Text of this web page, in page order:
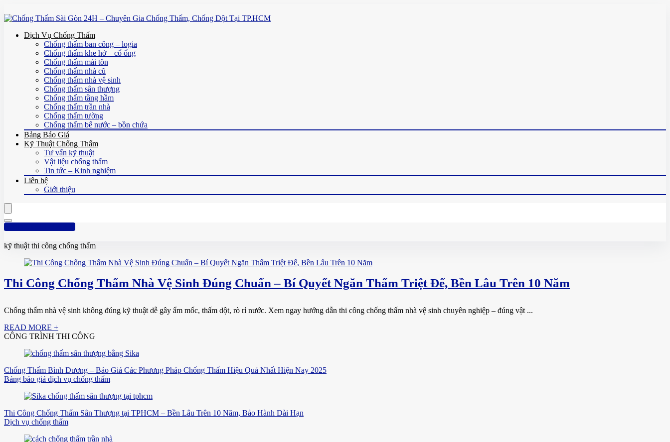
Dịch Vụ Chống Thấm
Chống thấm ban công – logia
Chống thấm khe hở – cổ ống
Chống thấm mái tôn
Chống thấm nhà cũ
Chống thấm nhà vệ sinh
Chống thấm sân thượng
Chống thấm tầng hầm
Chống thấm trần nhà
Chống thấm tường
Chống thấm bể nước – bồn chứa
Bảng Báo Giá
Kỹ Thuật Chống Thấm
Tư vấn kỹ thuật
Vật liệu chống thấm
Tin tức – Kinh nghiệm
Liên hệ
Giới thiệu
Hotline: 0961 894 472
kỹ thuật thi công chống thấm
Thi Công Chống Thấm Nhà Vệ Sinh Đúng Chuẩn – Bí Quyết Ngăn Thấm Triệt Để, Bền Lâu Trên 10 Năm
Chống thấm nhà vệ sinh không đúng kỹ thuật dễ gây ẩm mốc, thấm dột, rò rỉ nước. Xem ngay hướng dẫn thi công chống thấm nhà vệ sinh chuyên nghiệp – đúng vật ...
READ MORE +
CÔNG TRÌNH THI CÔNG
Chống Thấm Bình Dương – Báo Giá Các Phương Pháp Chống Thấm Hiệu Quả Nhất Hiện Nay 2025
Bảng báo giá dịch vụ chống thấm
Thi Công Chống Thấm Sân Thượng tại TPHCM – Bền Lâu Trên 10 Năm, Bảo Hành Dài Hạn
Dịch vụ chống thấm